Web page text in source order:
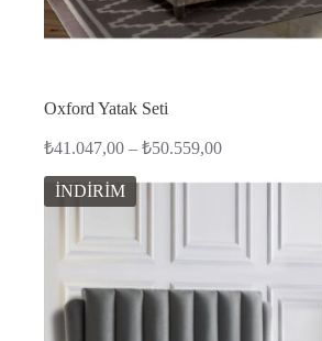
Oxford Yatak Seti
₺41.047,00 – ₺50.559,00Fiyat
₺41.047,00
İNDİRİM